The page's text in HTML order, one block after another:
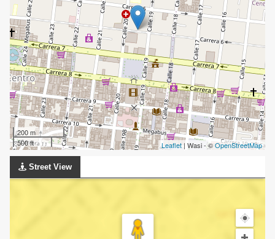
200 m
500 ft
Leaflet | Wasi - ©OpenStreetMap
Street View